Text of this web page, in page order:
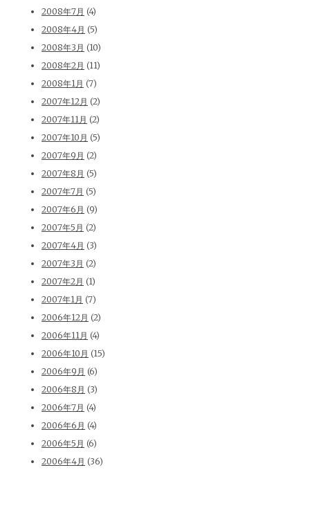
2008年7月 (4)
2008年4月 (5)
2008年3月 (10)
2008年2月 (11)
2008年1月 (7)
2007年12月 (2)
2007年11月 (2)
2007年10月 (5)
2007年9月 (2)
2007年8月 (5)
2007年7月 (5)
2007年6月 (9)
2007年5月 (2)
2007年4月 (3)
2007年3月 (2)
2007年2月 (1)
2007年1月 (7)
2006年12月 (2)
2006年11月 (4)
2006年10月 (15)
2006年9月 (6)
2006年8月 (3)
2006年7月 (4)
2006年6月 (4)
2006年5月 (6)
2006年4月 (36)